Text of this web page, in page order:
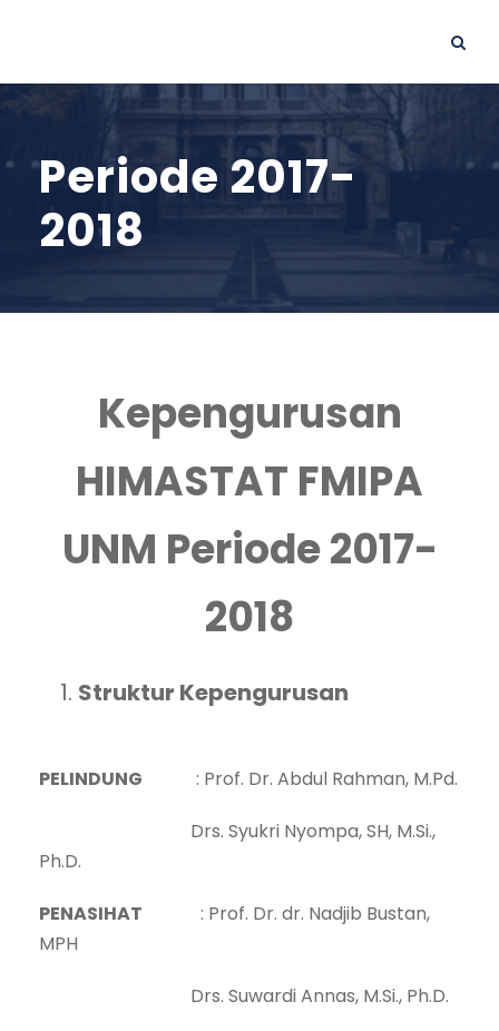
Periode 2017-
2018
Kepengurusan
HIMASTAT FMIPA
UNM Periode 2017-
2018
Struktur Kepengurusan
PELINDUNG : Prof. Dr. Abdul Rahman, M.Pd.
Drs. Syukri Nyompa, SH, M.Si.,
Ph.D.
PENASIHAT : Prof. Dr. dr. Nadjib Bustan,
MPH
Drs. Suwardi Annas, M.Si., Ph.D.